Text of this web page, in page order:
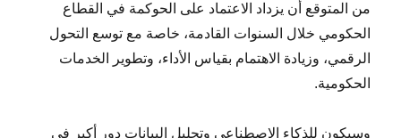
من المتوقع أن يزداد الاعتماد على الحوكمة في القطاع
الحكومي خلال السنوات القادمة، خاصة مع توسع التحول
الرقمي، وزيادة الاهتمام بقياس الأداء، وتطوير الخدمات
الحكومية.
وسيكون للذكاء الاصطناعي وتحليل البيانات دور أكبر في